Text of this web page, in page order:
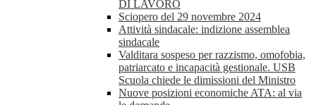
DI LAVORO
Sciopero del 29 novembre 2024
Attività sindacale: indizione assemblea
sindacale
Valditara sospeso per razzismo, omofobia,
patriarcato e incapacità gestionale. USB
Scuola chiede le dimissioni del Ministro
Nuove posizioni economiche ATA: al via